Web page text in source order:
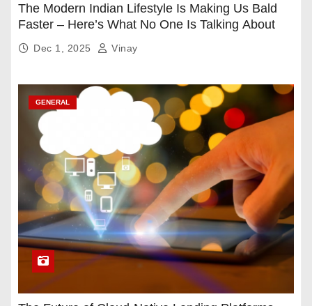
The Modern Indian Lifestyle Is Making Us Bald
Faster – Here’s What No One Is Talking About
Dec 1, 2025 Vinay
GENERAL